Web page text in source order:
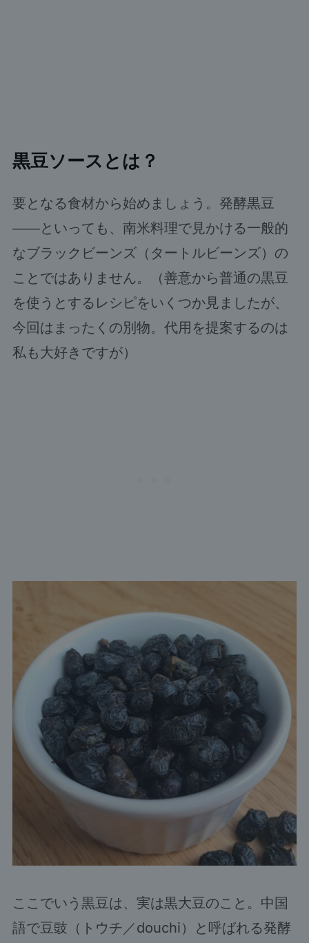
黒豆ソースとは？
要となる食材から始めましょう。発酵黒豆
――といっても、南米料理で見かける一般的
なブラックビーンズ（タートルビーンズ）の
ことではありません。（善意から普通の黒豆
を使うとするレシピをいくつか見ましたが、
今回はまったくの別物。代用を提案するのは
私も大好きですが）
ここでいう黒豆は、実は黒大豆のこと。中国
語で豆豉（トウチ／douchi）と呼ばれる発酵